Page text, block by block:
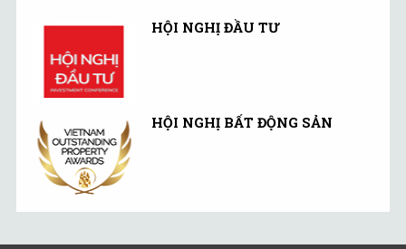
HỘI NGHỊ ĐẦU TƯ
HỘI NGHỊ BẤT ĐỘNG SẢN